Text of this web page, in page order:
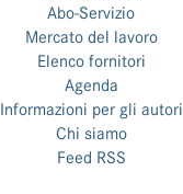
Abo-Servizio
Mercato del lavoro
Elenco fornitori
Agenda
Informazioni per gli autori
Chi siamo
Feed RSS